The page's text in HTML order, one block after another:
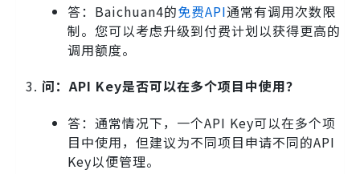
答：Baichuan4的免费API通常有调用次数限
制。您可以考虑升级到付费计划以获得更高的
调用额度。
问：API Key是否可以在多个项目中使用？
答：通常情况下，一个API Key可以在多个项
目中使用，但建议为不同项目申请不同的API
Key以便管理。